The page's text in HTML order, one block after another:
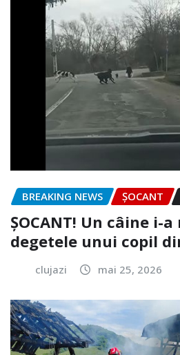
BREAKING NEWS ȘOCANT
ȘOCANT! Un câine i-
degetele unui copil
clujazi mai 25, 2026